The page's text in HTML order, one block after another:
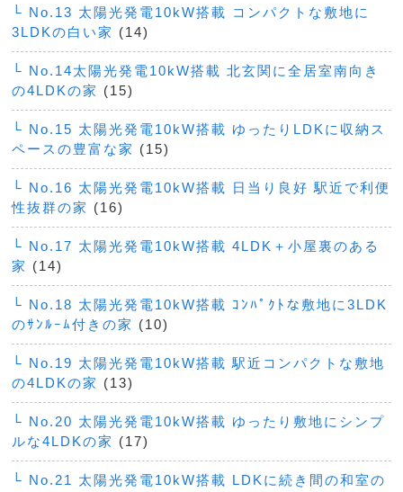
└ No.13 太陽光発電10kW搭載 コンパクトな敷地に
3LDKの白い家 (14)
└ No.14太陽光発電10kW搭載 北玄関に全居室南向き
の4LDKの家 (15)
└ No.15 太陽光発電10kW搭載 ゆったりLDKに収納ス
ペースの豊富な家 (15)
└ No.16 太陽光発電10kW搭載 日当り良好 駅近で利便
性抜群の家 (16)
└ No.17 太陽光発電10kW搭載 4LDK＋小屋裏のある
家 (14)
└ No.18 太陽光発電10kW搭載 ｺﾝﾊﾟｸﾄな敷地に3LDK
のｻﾝﾙｰﾑ付きの家 (10)
└ No.19 太陽光発電10kW搭載 駅近コンパクトな敷地
の4LDKの家 (13)
└ No.20 太陽光発電10kW搭載 ゆったり敷地にシンプ
ルな4LDKの家 (17)
└ No.21 太陽光発電10kW搭載 LDKに続き間の和室の